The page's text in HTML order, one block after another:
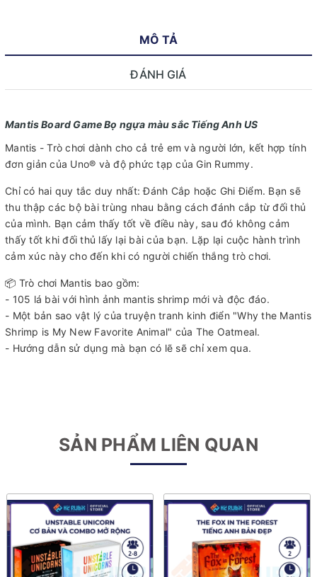
MÔ TẢ
ĐÁNH GIÁ
Mantis Board Game Bọ ngựa màu sắc Tiếng Anh US
Mantis - Trò chơi dành cho cả trẻ em và người lớn, kết hợp tính
đơn giản của Uno® và độ phức tạp của Gin Rummy.
Chỉ có hai quy tắc duy nhất: Đánh Cắp hoặc Ghi Điểm. Bạn sẽ
thu thập các bộ bài trùng nhau bằng cách đánh cắp từ đối thủ
của mình. Bạn cảm thấy tốt về điều này, sau đó không cảm
thấy tốt khi đối thủ lấy lại bài của bạn. Lặp lại cuộc hành trình
cảm xúc này cho đến khi có người chiến thắng trò chơi.
📦 Trò chơi Mantis bao gồm:
- 105 lá bài với hình ảnh mantis shrimp mới và độc đáo.
- Một bản sao vật lý của truyện tranh kinh điển "Why the Mantis
Shrimp is My New Favorite Animal" của The Oatmeal.
- Hướng dẫn sử dụng mà bạn có lẽ sẽ chỉ xem qua.
SẢN PHẨM LIÊN QUAN